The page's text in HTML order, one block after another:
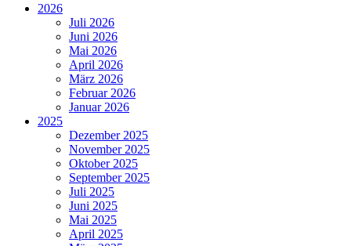
2026
Juli 2026
Juni 2026
Mai 2026
April 2026
März 2026
Februar 2026
Januar 2026
2025
Dezember 2025
November 2025
Oktober 2025
September 2025
Juli 2025
Juni 2025
Mai 2025
April 2025